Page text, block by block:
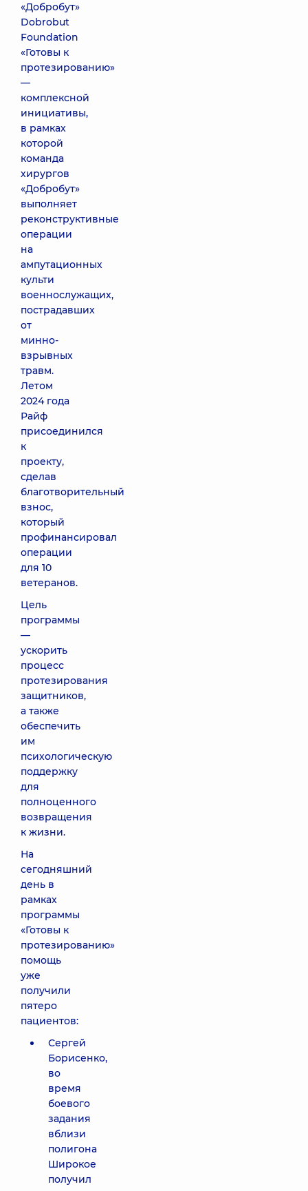
«Добробут»
Dobrobut
Foundation
«Готовы к
протезированию»
—
комплексной
инициативы,
в рамках
которой
команда
хирургов
«Добробут»
выполняет
реконструктивные
операции
на
ампутационных
культи
военнослужащих,
пострадавших
от
минно-
взрывных
травм.
Летом
2024 года
Райф
присоединился
к
проекту,
сделав
благотворительный
взнос,
который
профинансировал
операции
для 10
ветеранов.
Цель
программы
—
ускорить
процесс
протезирования
защитников,
а также
обеспечить
им
психологическую
поддержку
для
полноценного
возвращения
к жизни.
На
сегодняшний
день в
рамках
программы
«Готовы к
протезированию»
помощь
уже
получили
пятеро
пациентов:
Сергей
Борисенко,
во
время
боевого
задания
вблизи
полигона
Широкое
получил